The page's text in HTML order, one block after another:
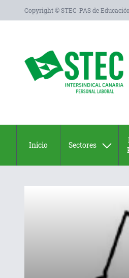
Copyright © STEC-PAS de
Inicio Sectores